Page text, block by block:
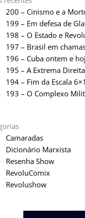
200 – Cinismo e a
199 – Em defesa de
198 – O Estado e
197 – Brasil em
196 – Cuba ontem e
195 – A Extrema
194 – Fim da Escala 6×1
193 – O Complexo
Camaradas
Dicionário Marxista
Resenha Show
RevoluComix
Revolushow